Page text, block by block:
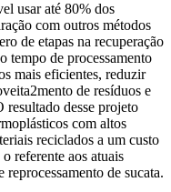
usar até 80% dos
com outros métodos
de etapas na recuperação
tempo de processamento
mais eficientes, reduzir
de resíduos e
resultado desse projeto
com altos
reciclados a um custo
referente aos atuais
de sucata.